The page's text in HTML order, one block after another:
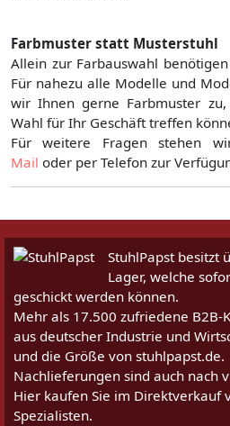
Farbmuster statt Musterstuhl
Allein zur Farbauswahl
Für nahezu alle Modelle und
wir Ihnen gerne Farbmuster
Wahl für Ihr Geschäft treffen
Für weitere Fragen stehen
Mail oder per Telefon zur
StuhlPapst besitzt
Lager, welche
geschickt werden können.
Mehr als 17.500 zufriedene B2B-
aus deutscher Industrie und
und die Größe von stuhlpapst.de.
Nachlieferungen sind auch nach
Hier kaufen Sie im Direktverkauf
Spezialisten.